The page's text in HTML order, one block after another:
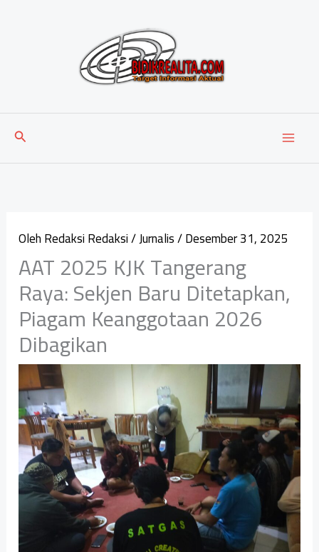
Cari
OlehRedaksi Redaksi/Jurnalis/Desember 31, 2025
AAT 2025 KJK Tangerang
Raya: Sekjen Baru Ditetapkan,
Piagam Keanggotaan 2026
Dibagikan